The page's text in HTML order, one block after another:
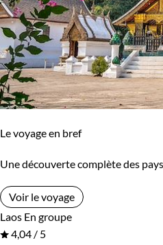
Le voyage en bref
Une découverte complète des
Voir le voyage
Laos En groupe
4,04 / 5